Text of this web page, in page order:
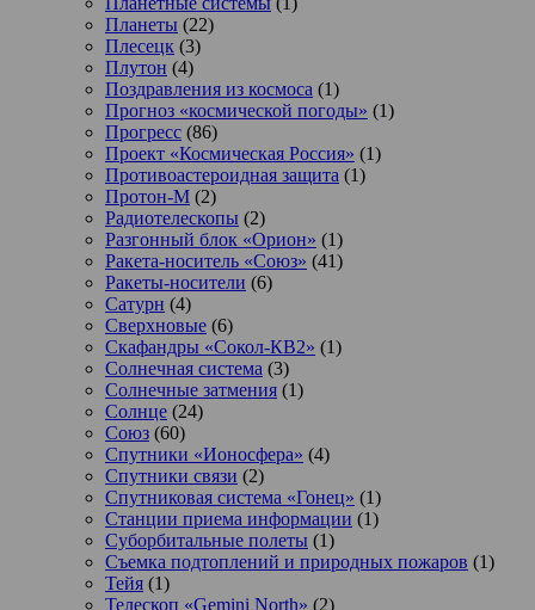
Планеты (22)
Плесецк (3)
Плутон (4)
Поздравления из космоса (1)
Прогноз «космической погоды» (1)
Прогресс (86)
Проект «Космическая Россия» (1)
Противоастероидная защита (1)
Протон-М (2)
Радиотелескопы (2)
Разгонный блок «Орион» (1)
Ракета-носитель «Союз» (41)
Ракеты-носители (6)
Сатурн (4)
Сверхновые (6)
Скафандры «Сокол-КВ2» (1)
Солнечная система (3)
Солнечные затмения (1)
Солнце (24)
Союз (60)
Спутники «Ионосфера» (4)
Спутники связи (2)
Спутниковая система «Гонец» (1)
Станции приема информации (1)
Суборбитальные полеты (1)
Съемка подтоплений и природных пожаров (1)
Тейя (1)
Телескоп «Gemini North» (2)